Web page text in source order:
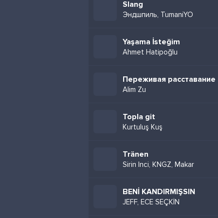
Slang
Эндшпиль, TumaniYO
Yaşama İsteğim
Ahmet Hatipoğlu
Переживая расставание
Alim Zu
Topla git
Kurtuluş Kuş
Tränen
Sirin Inci, KNGZ, Makar
BENİ KANDIRMIŞSIN
JEFF, ECE SEÇKİN